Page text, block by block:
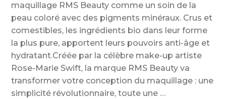
maquillage RMS Beauty comme un soin de la
peau coloré avec des pigments minéraux. Crus et
comestibles, les ingrédients bio dans leur forme
la plus pure, apportent leurs pouvoirs anti-âge et
hydratant.Créée par la célèbre make-up artiste
Rose-Marie Swift, la marque RMS Beauty va
transformer votre conception du maquillage : une
simplicité révolutionnaire, toute une